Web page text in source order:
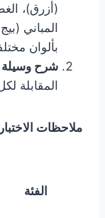
(أزرق)،
المباني
بألوان
شرح وسيلة
المقابلة
ملاحظات الاختبار
الفئة